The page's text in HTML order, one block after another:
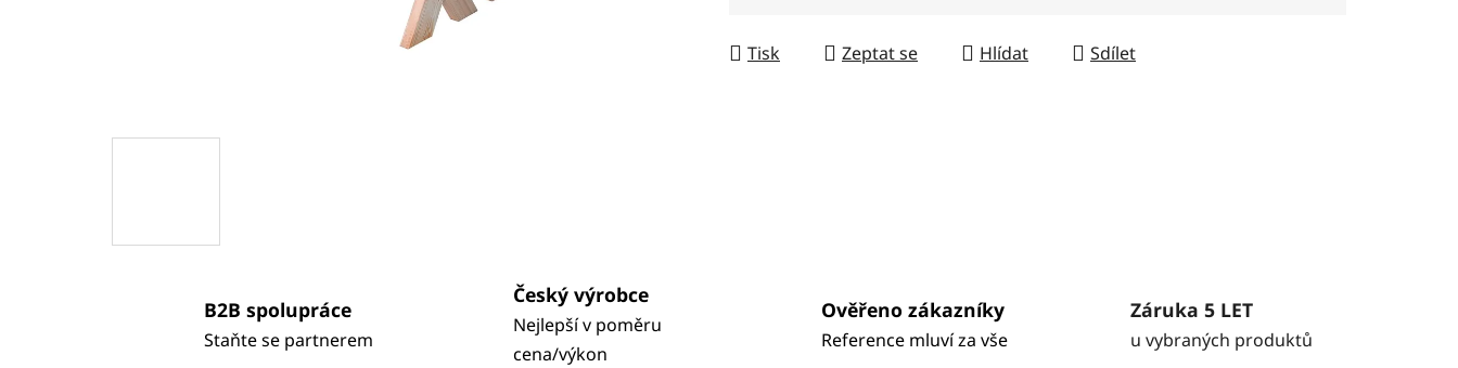
Tisk Zeptat se Hlídat Sdílet
B2B spolupráce
Staňte se partnerem
Český výrobce
Nejlepší v poměru
cena/výkon
Ověřeno zákazníky
Reference mluví za vše
Záruka 5 LET
u vybraných produktů